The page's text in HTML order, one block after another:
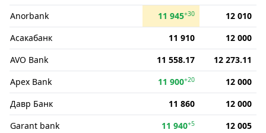
Anorbank
11 945+30
12 010
Асакабанк
11 910
12 000
AVO Bank
11 558.17
12 273.11
Apex Bank
11 900+20
12 000
Давр Банк
11 860
12 000
Garant bank
11 940+5
12 005